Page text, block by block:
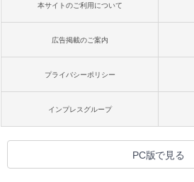
本サイトのご利用について
広告掲載のご案内
プライバシーポリシー
インプレスグループ
PC版で見る